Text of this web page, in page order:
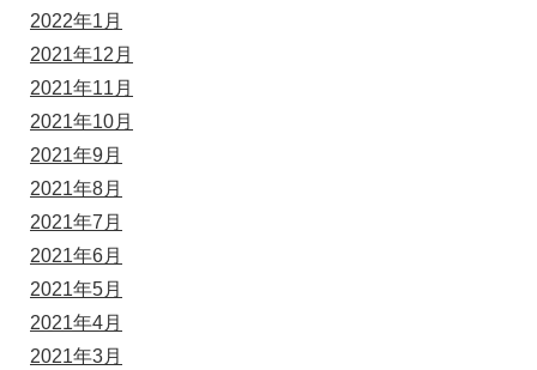
2022年1月
2021年12月
2021年11月
2021年10月
2021年9月
2021年8月
2021年7月
2021年6月
2021年5月
2021年4月
2021年3月